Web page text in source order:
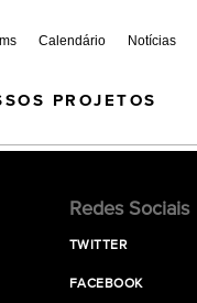
Calendário Notícias
PROJETOS
Redes Sociais
TWITTER
FACEBOOK